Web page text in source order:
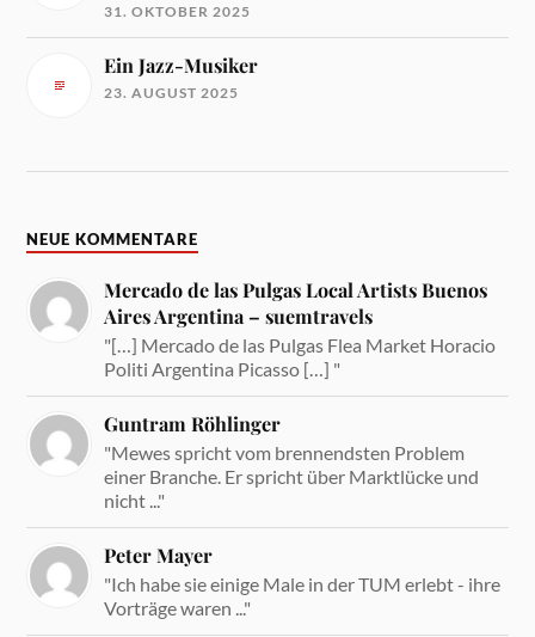
31. OKTOBER 2025
Ein Jazz-Musiker
23. AUGUST 2025
NEUE KOMMENTARE
Mercado de las Pulgas Local Artists Buenos
Aires Argentina – suemtravels
"[…] Mercado de las Pulgas Flea Market Horacio
Politi Argentina Picasso […] "
Guntram Röhlinger
"Mewes spricht vom brennendsten Problem
einer Branche. Er spricht über Marktlücke und
nicht ..."
Peter Mayer
"Ich habe sie einige Male in der TUM erlebt - ihre
Vorträge waren ..."